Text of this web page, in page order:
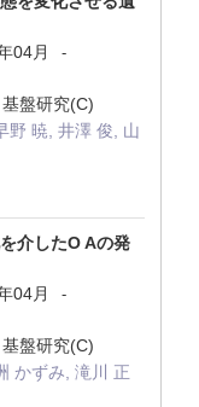
04月 -
盤研究(C)
野 暁, 井澤 俊, 山
介したO Aの発
04月 -
盤研究(C)
かずみ, 滝川 正